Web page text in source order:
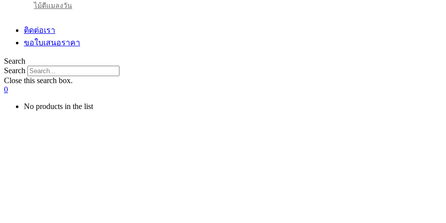
ไม้ตีแมลงวัน
ติดต่อเรา
ขอใบเสนอราคา
Search
Search
Close this search box.
0
No products in the list